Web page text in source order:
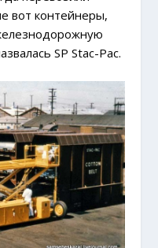
вот контейнеры,
SP Stac-Pac.